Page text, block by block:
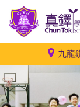
九龍